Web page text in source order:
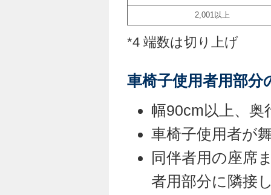
2,001以上
*4 端数は切り上げ
車椅子使用者用部分
幅90cm以上、
車椅子使用者が
同伴者用の座席
者用部分に隣接